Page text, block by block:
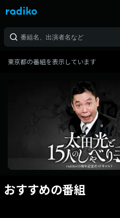
東京都の番組を表示しています
おすすめの番組